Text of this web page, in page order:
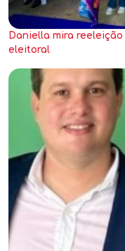
Daniella mira
eleitoral